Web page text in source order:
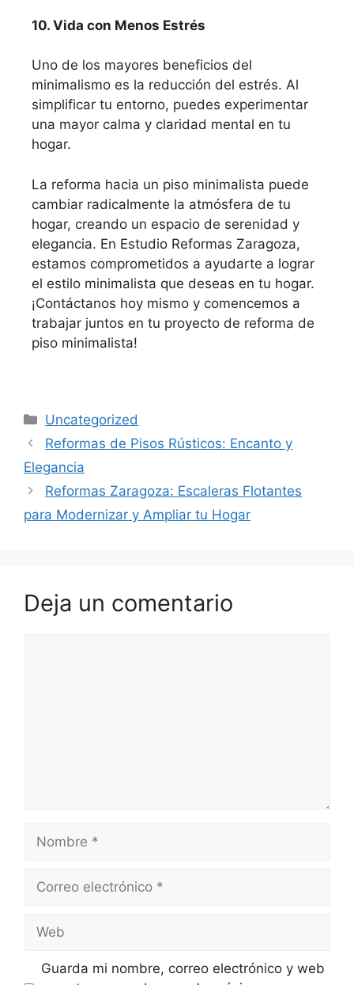
10. Vida con Menos Estrés
Uno de los mayores beneficios del
minimalismo es la reducción del estrés. Al
simplificar tu entorno, puedes experimentar
una mayor calma y claridad mental en tu
hogar.
La reforma hacia un piso minimalista puede
cambiar radicalmente la atmósfera de tu
hogar, creando un espacio de serenidad y
elegancia. En Estudio Reformas Zaragoza,
estamos comprometidos a ayudarte a lograr
el estilo minimalista que deseas en tu hogar.
¡Contáctanos hoy mismo y comencemos a
trabajar juntos en tu proyecto de reforma de
piso minimalista!
Uncategorized
Reformas de Pisos Rústicos: Encanto y
Elegancia
Reformas Zaragoza: Escaleras Flotantes
para Modernizar y Ampliar tu Hogar
Deja un comentario
Guarda mi nombre, correo electrónico y web